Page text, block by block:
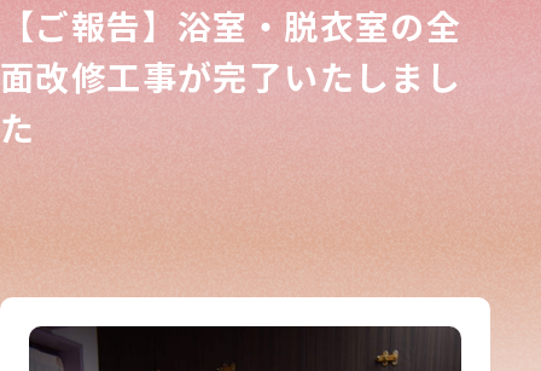
【ご報告】浴室・脱衣室の全
面改修工事が完了いたしまし
た